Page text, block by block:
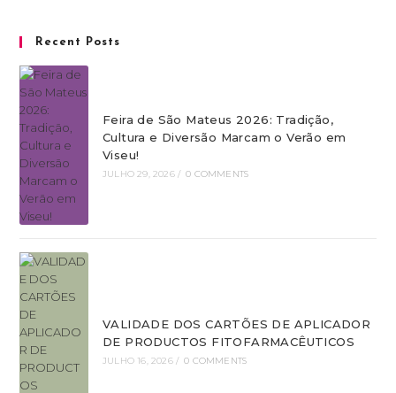
Recent Posts
Feira de São Mateus 2026: Tradição,
Cultura e Diversão Marcam o Verão em
Viseu!
JULHO 29, 2026 / 0 COMMENTS
VALIDADE DOS CARTÕES DE APLICADOR
DE PRODUCTOS FITOFARMACÊUTICOS
JULHO 16, 2026 / 0 COMMENTS